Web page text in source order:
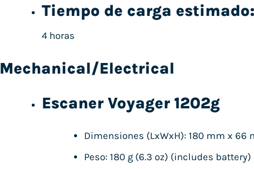
Tiempo de carga estimado:
4 horas
Mechanical/Electrical
Escaner Voyager 1202g
Dimensiones (LxWxH): 180 mm x 66
Peso: 180 g (6.3 oz) (includes battery)